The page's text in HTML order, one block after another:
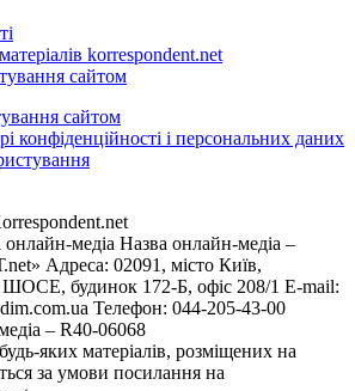
korrespondent.net
сайтом
сайтом
конфіденційності і персональних даних
онлайн-медіа Назва онлайн-медіа –
Адреса: 02091, місто Київ,
будинок 172-Б, офіс 208/1 E-mail:
Телефон: 044-205-43-00
– R40-06068
яких матеріалів, розміщених на
за умови посилання на